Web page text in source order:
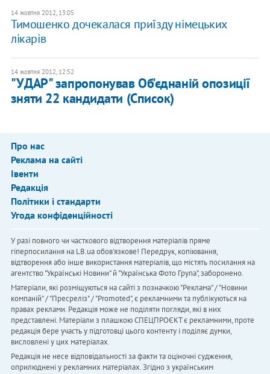
14 жовтня 2012, 13:05
Тимошенко дочекалася приїзду німецьких
лікарів
14 жовтня 2012, 12:52
"УДАР" запропонував Об'єднаній опозиції
зняти 22 кандидати (Список)
Про нас
Реклама на сайті
Івенти
Редакція
Політики і стандарти
Угода конфіденційності
У разі повного чи часткового відтворення матеріалів пряме
гіперпосилання на LB.ua обов'язкове! Передрук, копіювання,
відтворення або інше використання матеріалів, що містять посилання на
агентство "Українськi Новини" й "Українська Фото Група", заборонено.
Матеріали, які розміщуються на сайті з позначкою "Реклама" / "Новини
компаній" / "Пресреліз" / "Promoted", є рекламними та публікуються на
правах реклами. Редакція може не поділяти погляди, які в них
представлені. Матеріали з плашкою СПЕЦПРОЄКТ є рекламними, проте
редакція бере участь у підготовці цього контенту і поділяє думки,
висловлені у цих матеріалах.
Редакція не несе відповідальності за факти та оціночні судження,
оприлюднені у рекламних матеріалах. Згідно з українським